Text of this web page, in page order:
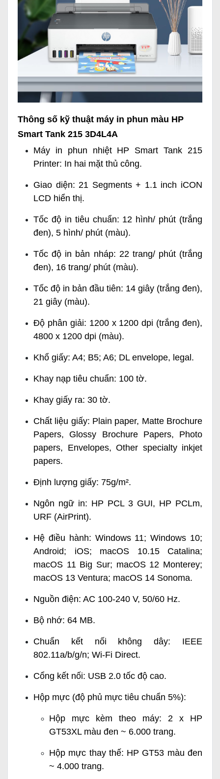
Thông số kỹ thuật máy in phun màu HP
Smart Tank 215 3D4L4A
Máy in phun nhiệt HP Smart Tank 215
Printer: In hai mặt thủ công.
Giao diện: 21 Segments + 1.1 inch iCON
LCD hiển thị.
Tốc độ in tiêu chuẩn: 12 hình/ phút (trắng
đen), 5 hình/ phút (màu).
Tốc độ in bản nháp: 22 trang/ phút (trắng
đen), 16 trang/ phút (màu).
Tốc độ in bản đầu tiên: 14 giây (trắng đen),
21 giây (màu).
Độ phân giải: 1200 x 1200 dpi (trắng đen),
4800 x 1200 dpi (màu).
Khổ giấy: A4; B5; A6; DL envelope, legal.
Khay nạp tiêu chuẩn: 100 tờ.
Khay giấy ra: 30 tờ.
Chất liệu giấy: Plain paper, Matte Brochure
Papers, Glossy Brochure Papers, Photo
papers, Envelopes, Other specialty inkjet
papers.
Định lượng giấy: 75g/m².
Ngôn ngữ in: HP PCL 3 GUI, HP PCLm,
URF (AirPrint).
Hệ điều hành: Windows 11; Windows 10;
Android; iOS; macOS 10.15 Catalina;
macOS 11 Big Sur; macOS 12 Monterey;
macOS 13 Ventura; macOS 14 Sonoma.
Nguồn điện: AC 100-240 V, 50/60 Hz.
Bộ nhớ: 64 MB.
Chuẩn kết nối không dây: IEEE
802.11a/b/g/n; Wi-Fi Direct.
Cổng kết nối: USB 2.0 tốc độ cao.
Hộp mực (độ phủ mực tiêu chuẩn 5%):
Hộp mực kèm theo máy: 2 x HP
GT53XL màu đen ~ 6.000 trang.
Hộp mực thay thế: HP GT53 màu đen
~ 4.000 trang.